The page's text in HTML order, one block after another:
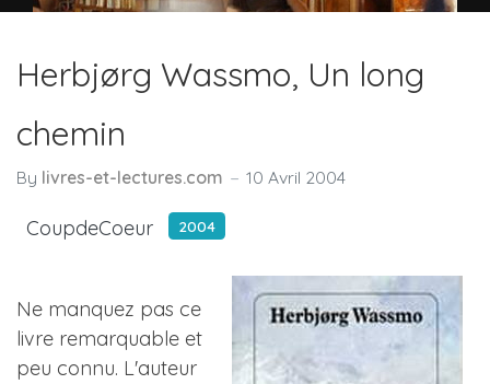
Herbjørg Wassmo, Un long
chemin
By livres-et-lectures.com 10 Avril 2004
CoupdeCoeur 2004
Ne manquez pas ce
livre remarquable et
peu connu. L'auteur